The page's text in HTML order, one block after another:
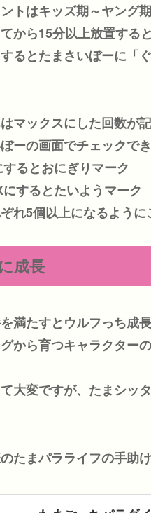
トはキッズ期～ヤング
から15分以上放置する
るとたまさいぼーに「
マックスにした回数が
ーの画面でチェックでき
るとおにぎりマーク
するとたいようマーク
れ5個以上になるように
成長
満たすとウルフっち成長
から育つキャラクター
大変ですが、たまシッ
たまパラライフの手助